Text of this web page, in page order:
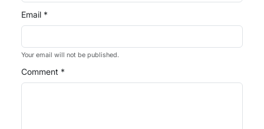
Email *
Your email will not be published.
Comment *